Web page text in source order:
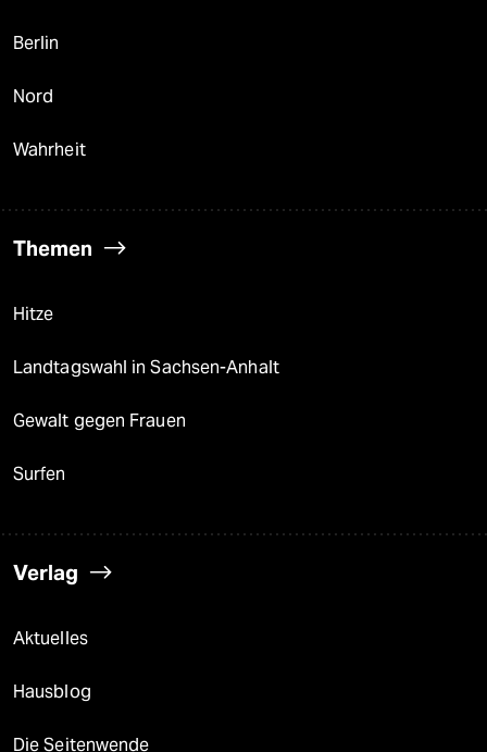
Berlin
Nord
Wahrheit
Themen
Hitze
Landtagswahl in Sachsen-Anhalt
Gewalt gegen Frauen
Surfen
Verlag
Aktuelles
Hausblog
Die Seitenwende